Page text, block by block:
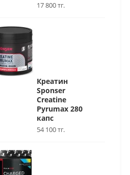
17 800 тг.
Креатин
Sponser
Creatine
Pyrumax 280
капс
54 100 тг.